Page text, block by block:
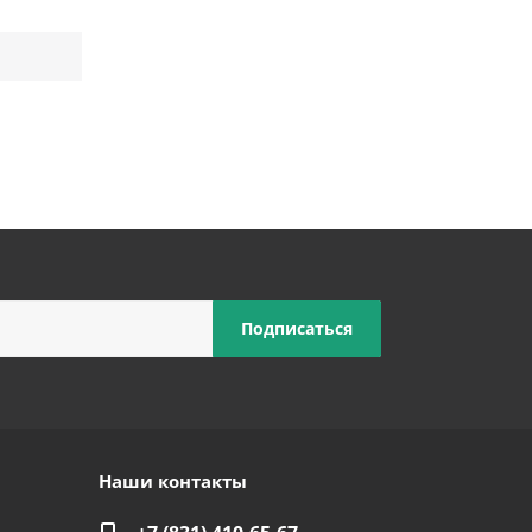
Наши контакты